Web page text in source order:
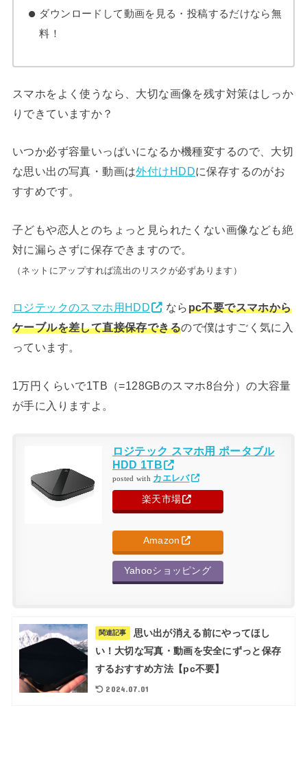
ダウンロードして動画を見る・投稿するだけなら無
料！
スマホをよく使うなら、大切な画像を残す対策はしっか
りできていますか？
いつか必ず容量いっぱいになるか機種変するので、大切
な思い出の写真・動画は外付けHDDに保存するのがお
すすめです。
子どもや恋人とのちょっと見られたくない画像なども絶
対に漏らさずに保存できますので。
（ネットにアップすれば流出のリスクが必ずあります）
ロジテックのスマホ用HDD ならpc不要でスマホから
ケーブルを差して直接保存できるので僕はすごく気に入
っています。
1万円くらいで1TB（=128GBのスマホ8台分）の大容量
が手に入りますよ。
ロジテック スマホ用 ポータブル
HDD 1TB
posted with カエレバ
楽天市場
Amazon
Yahooショッピング
関連記事
思い出が消える前にやってほし
い！大切な写真・動画を安全にずっと保存
するおすすめ方法【pc不要】
2024.07.01